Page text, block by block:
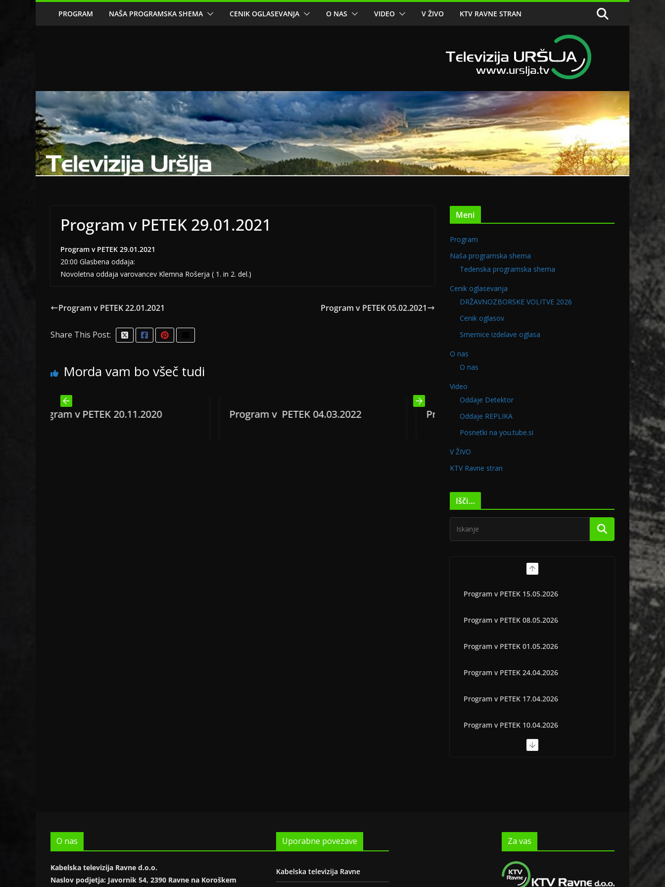
PROGRAM NAŠA PROGRAMSKA SHEMA CENIK OGLASEVANJA O NAS VIDEO V ŽIVO KTV RAVNE STRAN
Program v PETEK 29.01.2021
Program v PETEK 29.01.2021
20:00 Glasbena oddaja:
Novoletna oddaja varovancev Klemna Rošerja ( 1. in 2. del.)
Program v PETEK 22.01.2021 Program v PETEK 05.02.2021
Share This Post:
Morda vam bo všeč tudi
20.11.2020 Program v PETEK 04.03.2022 Program v PETEK 25.02.2022 Program v PETEK
Meni
Program
Naša programska shema
Tedenska programska shema
Cenik oglasevanja
DRŽAVNOZBORSKE VOLITVE 2026
Cenik oglasov
Smernice izdelave oglasa
O nas
O nas
Video
Oddaje Detektor
Oddaje REPLIKA
Posnetki na you.tube.si
V ŽIVO
KTV Ravne stran
Išči…
Program v PETEK 15.05.2026
Program v PETEK 08.05.2026
Program v PETEK 01.05.2026
Program v PETEK 24.04.2026
Program v PETEK 17.04.2026
Program v PETEK 10.04.2026
Program v PETEK 03.04.2026
O nas
Kabelska televizija Ravne d.o.o.
Naslov podjetja: Javornik 54, 2390 Ravne na Koroškem
Uporabne povezave
Kabelska televizija Ravne
Za vas